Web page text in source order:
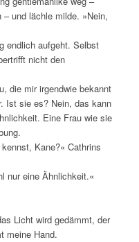
und lächle milde. »Nein,
endlich aufgeht. Selbst
nicht den
die mir irgendwie bekannt
Ist sie es? Nein, das kann
Eine Frau wie sie
Kane?« Cathrins
nur eine Ähnlichkeit.«
Licht wird gedämmt, der
meine Hand.